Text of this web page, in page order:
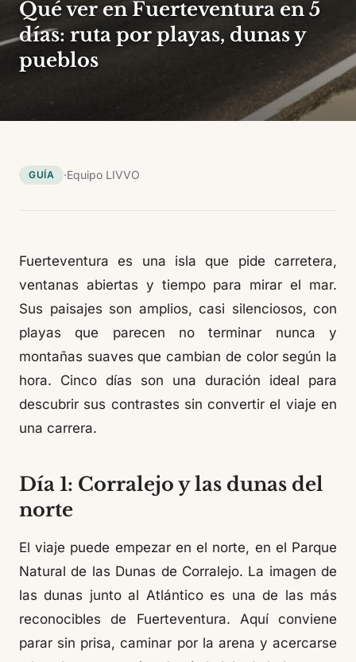
Qué ver en Fuerteventura en 5
días: ruta por playas, dunas y
pueblos
GUÍA ·Equipo LIVVO
Fuerteventura es una isla que pide carretera,
ventanas abiertas y tiempo para mirar el mar.
Sus paisajes son amplios, casi silenciosos, con
playas que parecen no terminar nunca y
montañas suaves que cambian de color según la
hora. Cinco días son una duración ideal para
descubrir sus contrastes sin convertir el viaje en
una carrera.
Día 1: Corralejo y las dunas del
norte
El viaje puede empezar en el norte, en el Parque
Natural de las Dunas de Corralejo. La imagen de
las dunas junto al Atlántico es una de las más
reconocibles de Fuerteventura. Aquí conviene
parar sin prisa, caminar por la arena y acercarse